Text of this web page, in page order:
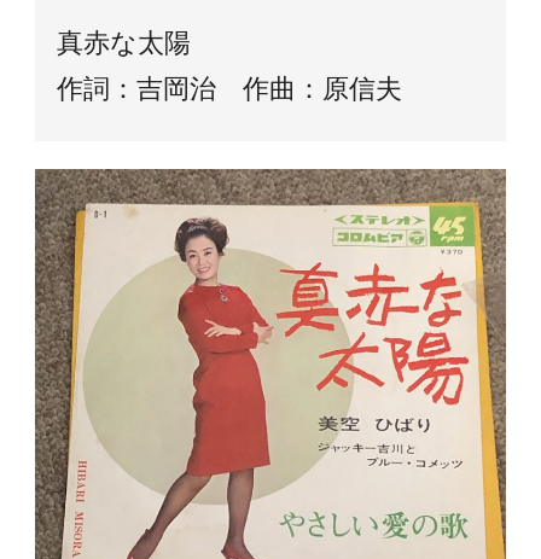
真赤な太陽
作詞：吉岡治 作曲：原信夫